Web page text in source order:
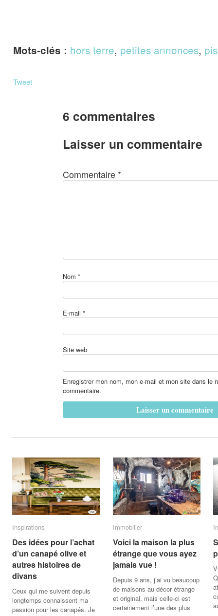
Mots-clés : hors terre, petites annonces,
Tweet
6 commentaires
Laisser un commentaire
Commentaire *
Nom *
E-mail *
Site web
Enregistrer mon nom, mon e-mail et mon site dans le
commentaire.
Inspirations
Des idées pour l’achat
d’un canapé olive et
autres histoires de
divans
Ceux qui me suivent depuis
longtemps connaissent ma
passion pour les canapés. Je
Inspirations
Des idées pour l’achat
d’un canapé olive et
autres histoires de
divans
Immobilier
Voici la maison la plus
étrange que vous ayez
jamais vue !
Depuis 9 ans, j’ai vu beaucoup
de maisons au décor étrange
et original, mais celle-ci est
certainement l’une des plus
Immobilier
Voici la maison la plus
étrange que vous ayez
jamais vue !